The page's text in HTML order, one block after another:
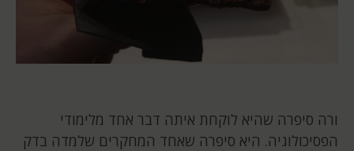
ורה סיפרה שהיא לוקחת איתה דבר אחד מלימודי
הפסיכולוגיה. היא סיפרה שאחד המחקרים שלמדה בדק